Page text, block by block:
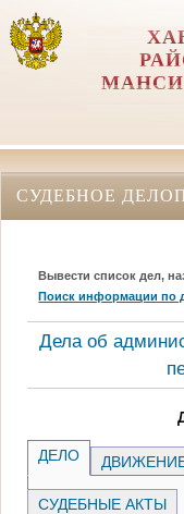
СУДЕБНОЕ
Вывести список дел,
Поиск информации по
Дела об
ДЕЛО
СУДЕБНЫЕ АКТЫ